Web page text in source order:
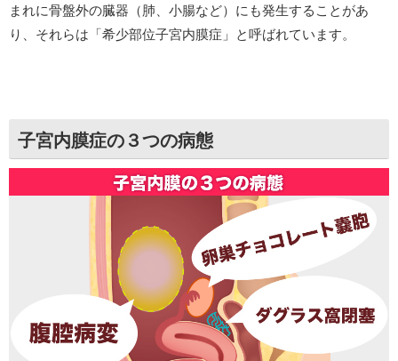
まれに骨盤外の臓器（肺、小腸など）にも発生することがあ
り、それらは「希少部位子宮内膜症」と呼ばれています。
子宮内膜症の３つの病態